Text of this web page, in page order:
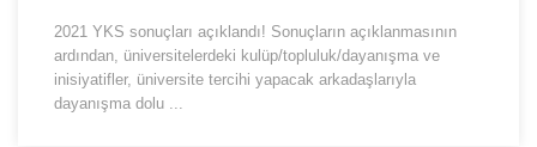
2021 YKS sonuçları açıklandı! Sonuçların açıklanmasının
ardından, üniversitelerdeki kulüp/topluluk/dayanışma ve
inisiyatifler, üniversite tercihi yapacak arkadaşlarıyla
dayanışma dolu ...